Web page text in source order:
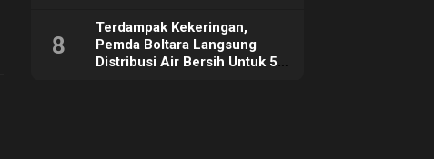
8
Terdampak Kekeringan,
Pemda Boltara Langsung
Distribusi Air Bersih Untuk 50